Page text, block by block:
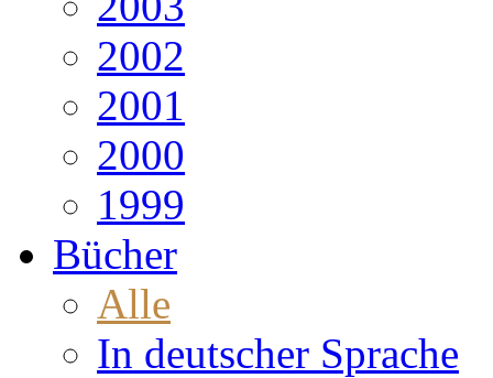
2002
2001
2000
1999
Bücher
Alle
In deutscher Sprache